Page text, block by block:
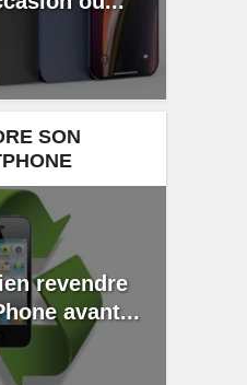
SON
revendre
avant...